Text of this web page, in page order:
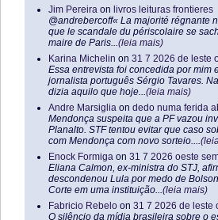
Jim Pereira on livros leituras frontieres
@andrebercoff« La majorité régnante
que le scandale du périscolaire se
maire de Paris...(leia mais)
Karina Michelin on 31 7 2026 de leste
Essa entrevista foi concedida por mim
jornalista português Sérgio Tavares.
dizia aquilo que hoje...(leia mais)
Andre Marsiglia on dedo numa ferida
Mendonça suspeita que a PF vazou
Planalto. STF tentou evitar que caso
com Mendonça com novo sorteio....
Enock Formiga on 31 7 2026 oeste
Eliana Calmon, ex-ministra do STJ,
descondenou Lula por medo de
Corte em uma instituição...(leia mais)
Fabricio Rebelo on 31 7 2026 de leste
O silêncio da mídia brasileira sobre o